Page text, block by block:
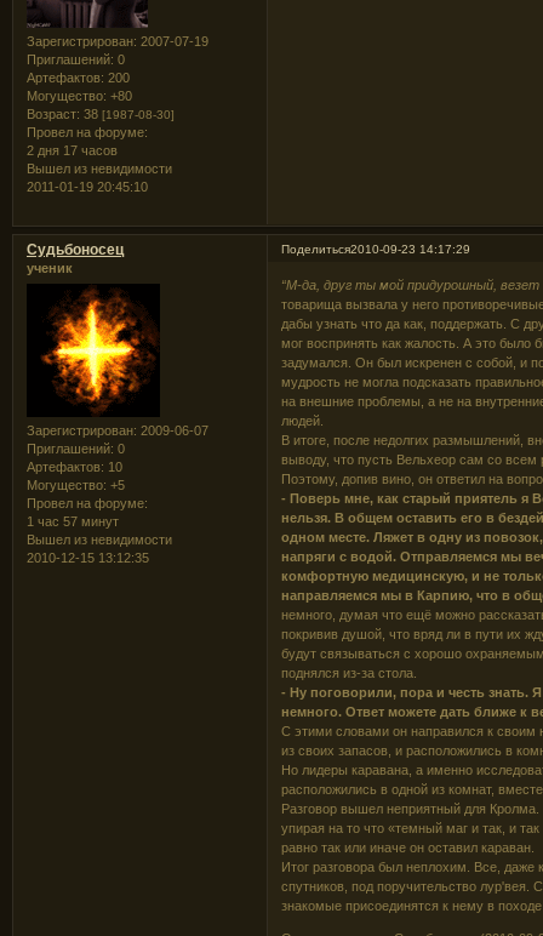
Зарегистрирован: 2007-07-19
Приглашений: 0
Артефактов: 200
Могущество: +80
Возраст: 38 [1987-08-30]
Провел на форуме:
2 дня 17 часов
Вышел из невидимости
2011-01-19 20:45:10
Поделиться2010-09-23 14:17:29
Судьбоносец
ученик
Зарегистрирован: 2009-06-07
Приглашений: 0
Артефактов: 10
Могущество: +5
Провел на форуме:
1 час 57 минут
Вышел из невидимости
2010-12-15 13:12:35
“М-да, друг ты мой придурошный, везет
товарища вызвала у него
дабы узнать что да как, поддержать. С
мог воспринять как жалость. А это было
задумался. Он был искренен с собой, и
мудрость не могла подсказать
на внешние проблемы, а не на
людей.
В итоге, после недолгих размышлений,
выводу, что пусть Вельхеор сам со
Поэтому, допив вино, он ответил на
- Поверь мне, как старый приятель я
нельзя. В общем оставить его в
одном месте. Ляжет в одну из
напряги с водой. Отправляемся мы
комфортную медицинскую, и не
направляемся мы в Карпию, что в
немного, думая что ещё можно
покривив душой, что вряд ли в пути их
будут связываться с хорошо
поднялся из-за стола.
- Ну поговорили, пора и честь знать.
немного. Ответ можете дать ближе к
С этими словами он направился к своим
из своих запасов, и расположились в
Но лидеры каравана, а именно
расположились в одной из комнат,
Разговор вышел неприятный для Кролма.
упирая на то что «темный маг и так, и
равно так или иначе он оставил караван.
Итог разговора был неплохим. Все, даже
спутников, под поручительство
знакомые присоединятся к нему в